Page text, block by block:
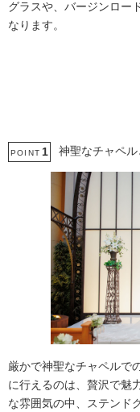
夜景での撮影
グラスや、バージンロー
なります。
POINT 1 神聖なチャペル
厳かで神聖なチャペルで
に行えるのは、贅沢で魅
な雰囲気の中、ステンド